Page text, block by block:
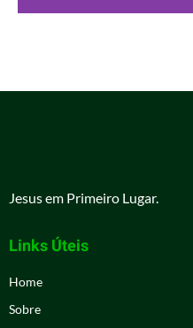
Jesus em Primeiro Lugar.
Links Úteis
Home
Sobre